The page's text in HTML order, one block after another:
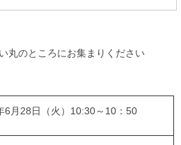
のところにお集まりください
6月28日（火）10:30～10：50